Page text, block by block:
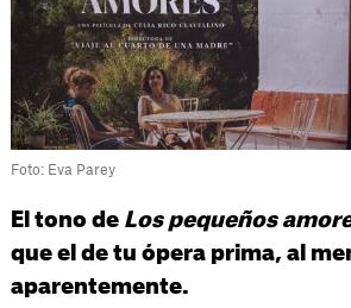
Foto: Eva Parey
El tono de Los pequeños
que el de tu ópera prima, al
aparentemente.